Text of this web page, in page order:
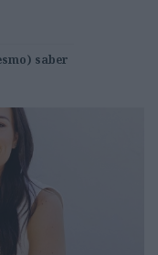
saber